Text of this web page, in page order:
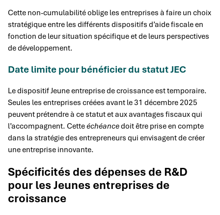
Cette non-cumulabilité oblige les entreprises à faire un choix
stratégique entre les différents dispositifs d’aide fiscale en
fonction de leur situation spécifique et de leurs perspectives
de développement.
Date limite pour bénéficier du statut JEC
Le dispositif Jeune entreprise de croissance est temporaire.
Seules les entreprises créées avant le 31 décembre 2025
peuvent prétendre à ce statut et aux avantages fiscaux qui
l’accompagnent. Cetteéchéancedoit être prise en compte
dans la stratégie des entrepreneurs qui envisagent de créer
une entreprise innovante.
Spécificités des dépenses de R&D
pour les Jeunes entreprises de
croissance